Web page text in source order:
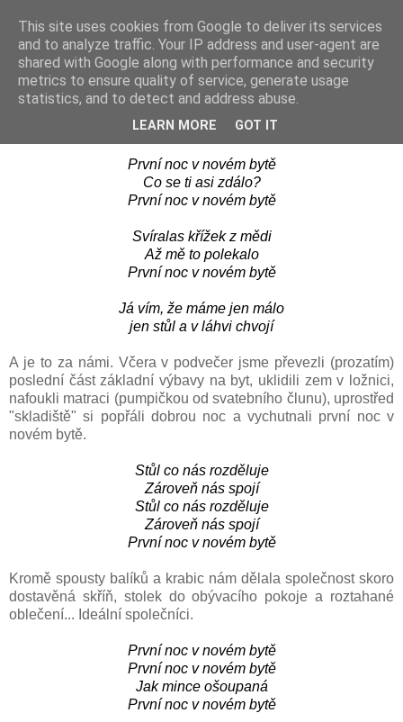
Les Coccinelles
pondělí, října 20, 2008
První noc v novém bytě
První noc v novém bytě
Co se ti asi zdálo?
První noc v novém bytě
Svíralas křížek z mědi
Až mě to polekalo
První noc v novém bytě
Já vím, že máme jen málo
jen stůl a v láhvi chvojí
A je to za námi. Včera v podvečer jsme převezli (prozatím)
poslední část základní výbavy na byt, uklidili zem v ložnici,
nafoukli matraci (pumpičkou od svatebního člunu), uprostřed
"skladiště" si popřáli dobrou noc a vychutnali první noc v
novém bytě.
Stůl co nás rozděluje
Zároveň nás spojí
Stůl co nás rozděluje
Zároveň nás spojí
První noc v novém bytě
Kromě spousty balíků a krabic nám dělala společnost skoro
dostavěná skříň, stolek do obývacího pokoje a roztahané
oblečení... Ideální společníci.
První noc v novém bytě
První noc v novém bytě
Jak mince ošoupaná
První noc v novém bytě
This site uses cookies from Google to deliver its services
and to analyze traffic. Your IP address and user-agent are
shared with Google along with performance and security
metrics to ensure quality of service, generate usage
statistics, and to detect and address abuse.
LEARN MORE GOT IT